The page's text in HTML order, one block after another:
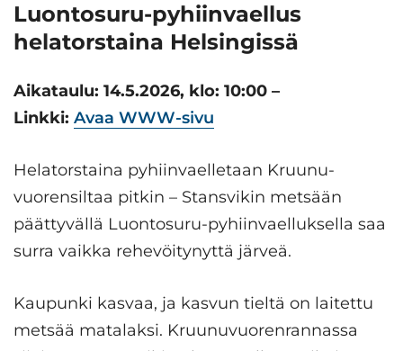
Luontosuru-pyhiinvaellus
helatorstaina Helsingissä
Aikataulu: 14.5.2026, klo: 10:00 –
Linkki: Avaa WWW-sivu
Helatorstaina pyhiin­vaelletaan Kruunu­
vuoren­siltaa pitkin – Stansvikin metsään
päättyvällä Luontosuru-pyhiinvaelluksella saa
surra vaikka rehevöitynyttä järveä.
Kaupunki kasvaa, ja kasvun tieltä on laitettu
metsää matalaksi. Kruunuvuorenrannassa